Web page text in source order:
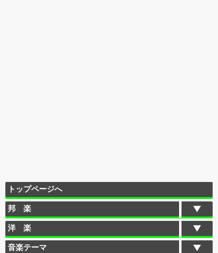
トップページへ
邦 楽
洋 楽
音楽テーマ